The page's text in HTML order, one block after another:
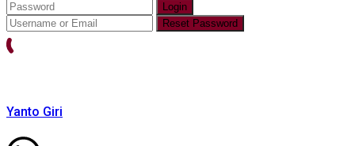
Login
Reset Password
Yanto Giri